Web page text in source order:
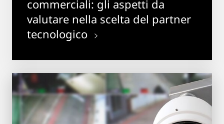
commerciali: gli aspetti da
valutare nella scelta del partner
tecnologico